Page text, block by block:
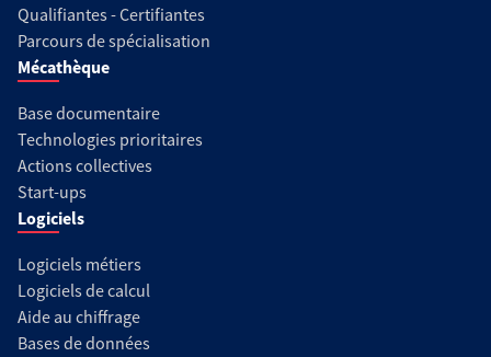
Qualifiantes - Certifiantes
Parcours de spécialisation
Mécathèque
Base documentaire
Technologies prioritaires
Actions collectives
Start-ups
Logiciels
Logiciels métiers
Logiciels de calcul
Aide au chiffrage
Bases de données